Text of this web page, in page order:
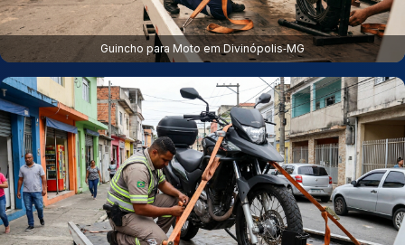
Guincho para Moto em Divinópolis‑MG